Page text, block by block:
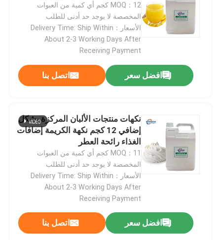
MOQ：12 كجم أي كمية من العبوات
المخصصة لا يوجد حد أدنى للطلب
الأسعار：Delivery Time: Ship Within
About 2-3 Working Days After
Receiving Payment
افضل سعر اتصل بنا
نكهات منتجات الألبان المركزة بشكل
إضافي 12 كجم نكهة الكريمة إضافات
الغذاء رائحة العطر
MOQ：11 كجم أي كمية من العبوات
المخصصة لا يوجد حد أدنى للطلب
الأسعار：Delivery Time: Ship Within
About 2-3 Working Days After
Receiving Payment
افضل سعر اتصل بنا